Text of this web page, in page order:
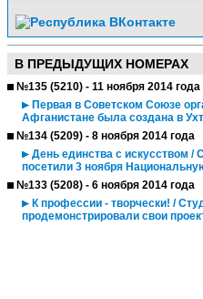
В ПРЕДЫДУЩИХ НОМЕРАХ
№135 (5210) - 11 ноября 2014 года
Первая в Советском Союзе
Афганистане была создана в
№134 (5209) - 8 ноября 2014 года
День единства с искусством /
посетили 3 ноября
№133 (5208) - 6 ноября 2014 года
К профессии - творчески! /
продемонстрировали свои